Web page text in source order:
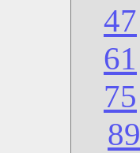
47
61
75
89